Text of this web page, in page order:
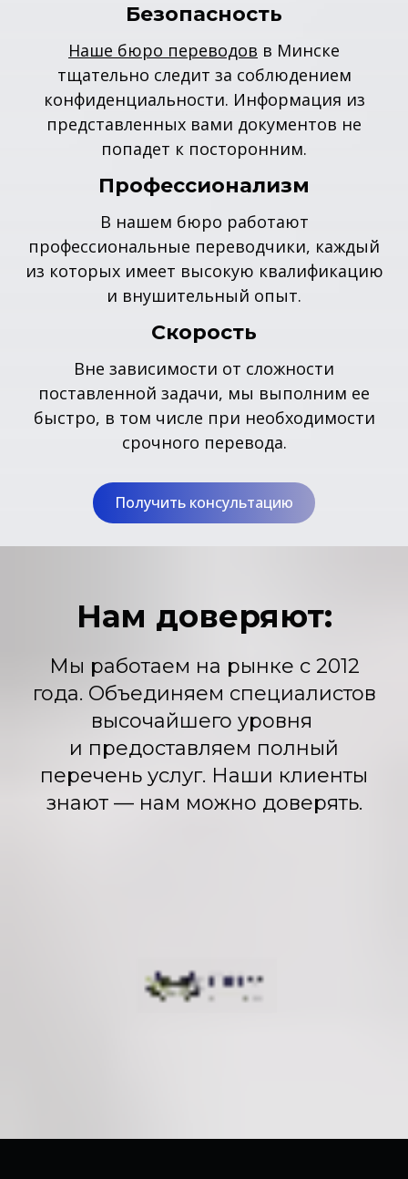
Безопасность
Наше бюро переводов в Минске
тщательно следит за соблюдением
конфиденциальности. Информация из
представленных вами документов не
попадет к посторонним.
Профессионализм
В нашем бюро работают
профессиональные переводчики, каждый
из которых имеет высокую квалификацию
и внушительный опыт.
Скорость
Вне зависимости от сложности
поставленной задачи, мы выполним ее
быстро, в том числе при необходимости
срочного перевода.
Получить консультацию
Нам доверяют:
Мы работаем на рынке с 2012
года. Объединяем специалистов
высочайшего уровня
и предоставляем полный
перечень услуг. Наши клиенты
знают — нам можно доверять.